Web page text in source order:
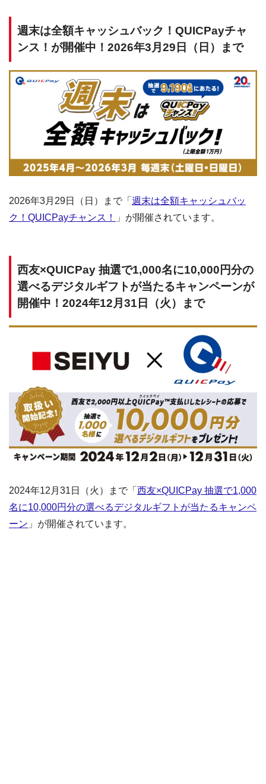
週末は全額キャッシュバック！QUICPayチャ
ンス！が開催中！2026年3月29日（日）まで
2026年3月29日（日）まで「 週末は全額キャッシュバッ
ク！QUICPayチャンス！
」が開催されています。
西友×QUICPay 抽選で1,000名に10,000円分の
選べるデジタルギフトが当たるキャンペーンが
開催中！2024年12月31日（火）まで
2024年12月31日（火）まで「 西友×QUICPay 抽選で1,000
名に10,000円分の選べるデジタルギフトが当たるキャンペ
ーン 」が開催されています。